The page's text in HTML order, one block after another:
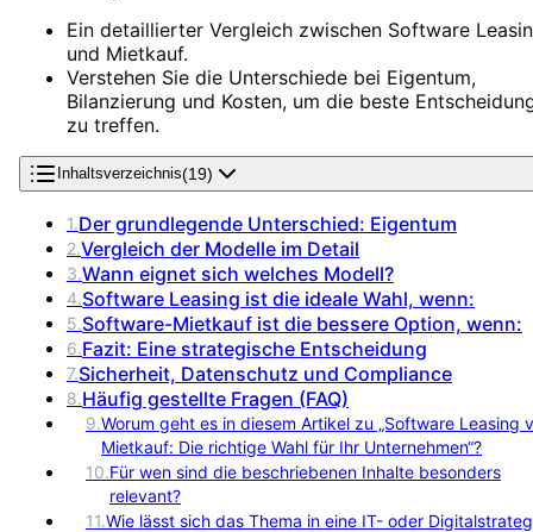
Ein detaillierter Vergleich zwischen Software
und Mietkauf.
Verstehen Sie die Unterschiede bei Eigentum,
Bilanzierung und Kosten, um die beste
zu treffen.
Inhaltsverzeichnis(19)
1.Der grundlegende Unterschied: Eigentum
2.Vergleich der Modelle im Detail
3.Wann eignet sich welches Modell?
4.Software Leasing ist die ideale Wahl, wenn:
5.Software-Mietkauf ist die bessere Option, wenn:
6.Fazit: Eine strategische Entscheidung
7.Sicherheit, Datenschutz und Compliance
8.Häufig gestellte Fragen (FAQ)
9.Worum geht es in diesem Artikel zu „Software Leasing
Mietkauf: Die richtige Wahl für Ihr Unternehmen“?
10.Für wen sind die beschriebenen Inhalte besonders
relevant?
11.Wie lässt sich das Thema in eine IT- oder